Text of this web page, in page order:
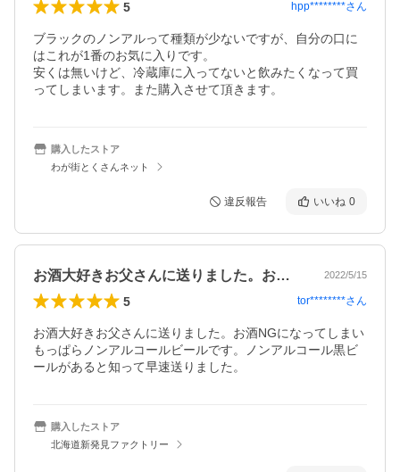
5 hpp********さん
ブラックのノンアルって種類が少ないですが、自分の口に
はこれが1番のお気に入りです。
安くは無いけど、冷蔵庫に入ってないと飲みたくなって買
ってしまいます。また購入させて頂きます。
購入したストア
わが街とくさんネット
違反報告 いいね 0
お酒大好きお父さんに送りました。お酒N… 2022/5/15
5 tor********さん
お酒大好きお父さんに送りました。お酒NGになってしまい
もっぱらノンアルコールビールです。ノンアルコール黒ビ
ールがあると知って早速送りました。
購入したストア
北海道新発見ファクトリー